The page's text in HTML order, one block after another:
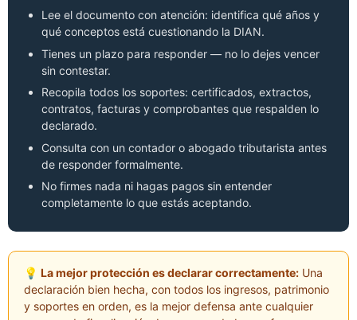
Lee el documento con atención: identifica qué años y
qué conceptos está cuestionando la DIAN.
Tienes un plazo para responder — no lo dejes vencer
sin contestar.
Recopila todos los soportes: certificados, extractos,
contratos, facturas y comprobantes que respalden lo
declarado.
Consulta con un contador o abogado tributarista antes
de responder formalmente.
No firmes nada ni hagas pagos sin entender
completamente lo que estás aceptando.
💡 La mejor protección es declarar correctamente: Una
declaración bien hecha, con todos los ingresos, patrimonio
y soportes en orden, es la mejor defensa ante cualquier